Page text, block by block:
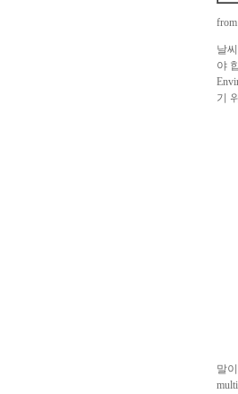
날
야
기
말